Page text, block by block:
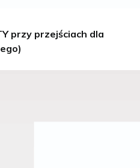
przy przejściach dla